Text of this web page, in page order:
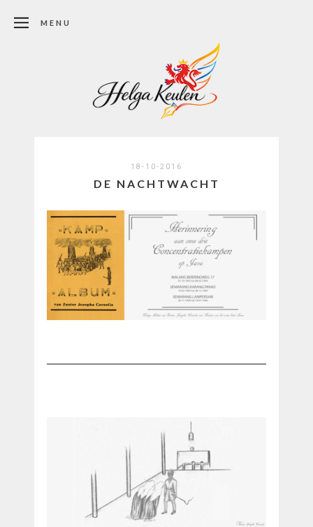
MENU
18-10-2016
DE NACHTWACHT